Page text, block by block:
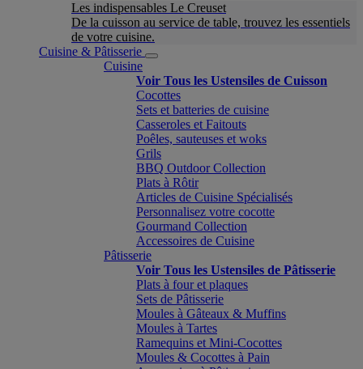
Les indispensables Le Creuset
De la cuisson au service de table, trouvez les essentiels
de votre cuisine.
Cuisine & Pâtisserie
Cuisine
Voir Tous les Ustensiles de Cuisson
Cocottes
Sets et batteries de cuisine
Casseroles et Faitouts
Poêles, sauteuses et woks
Grils
BBQ Outdoor Collection
Plats à Rôtir
Articles de Cuisine Spécialisés
Personnalisez votre cocotte
Gourmand Collection
Accessoires de Cuisine
Pâtisserie
Voir Tous les Ustensiles de Pâtisserie
Plats à four et plaques
Sets de Pâtisserie
Moules à Gâteaux & Muffins
Moules à Tartes
Ramequins et Mini-Cocottes
Moules & Cocottes à Pain